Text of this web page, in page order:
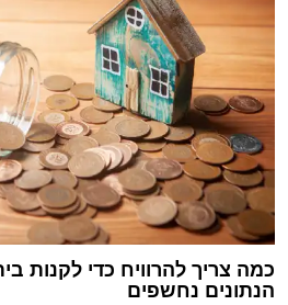
הנתונים נחשפים